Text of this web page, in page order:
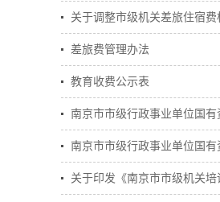
关于调整市级机关差旅住宿
差旅费管理办法
教育收费公示表
南京市市级行政事业单位国
南京市市级行政事业单位国
关于印发《南京市市级机关